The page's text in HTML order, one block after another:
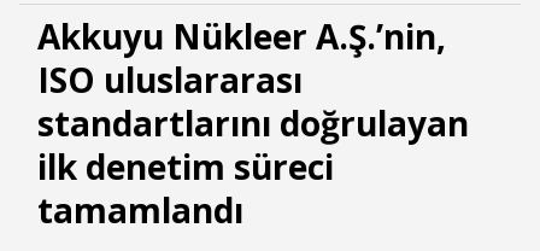
Akkuyu Nükleer A.Ş.’nin,
ISO uluslararası
standartlarını doğrulayan
ilk denetim süreci
tamamlandı